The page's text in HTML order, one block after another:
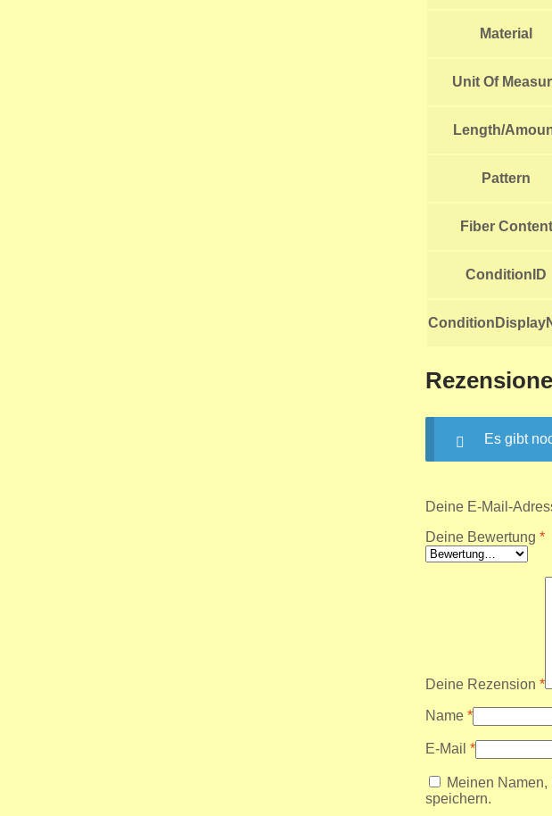
Material
Unit Of
Length/
Pattern
Fiber Content
ConditionID
Es gibt
Deine E-Mail-
Deine Bewertung *
Deine Rezension *
Name *
E-Mail *
Meinen
speichern.